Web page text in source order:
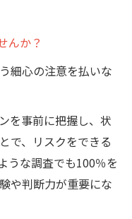
んか？
細心の注意を払いな
を事前に把握し、状
で、リスクをできる
うな調査でも100％を
や判断力が重要にな